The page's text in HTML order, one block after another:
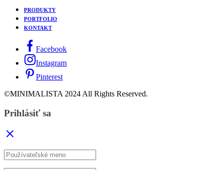
PRODUKTY
PORTFOLIO
KONTAKT
Facebook
Instagram
Pinterest
©MINIMALISTA 2024 All Rights Reserved.
Prihlásiť sa